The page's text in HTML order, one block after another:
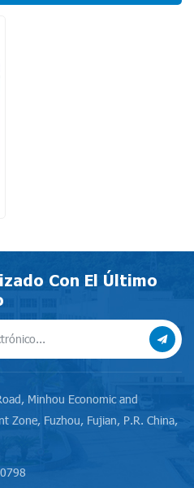
Con El Último
Minhou Economic and
Zone, Fuzhou, Fujian, P.R. China,